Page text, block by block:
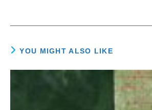
YOU MIGHT ALSO LIKE